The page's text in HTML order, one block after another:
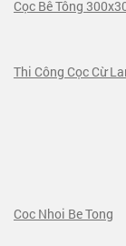
Cọc Bê Tông
Thi Công Cọc Cừ
Coc Nhoi Be Tong